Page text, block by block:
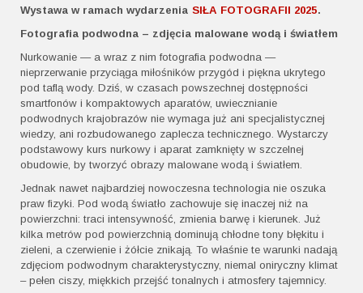
Wystawa w ramach wydarzenia SIŁA FOTOGRAFII 2025.
Fotografia podwodna – zdjęcia malowane wodą i światłem
Nurkowanie — a wraz z nim fotografia podwodna —
nieprzerwanie przyciąga miłośników przygód i piękna ukrytego
pod taflą wody. Dziś, w czasach powszechnej dostępności
smartfonów i kompaktowych aparatów, uwiecznianie
podwodnych krajobrazów nie wymaga już ani specjalistycznej
wiedzy, ani rozbudowanego zaplecza technicznego. Wystarczy
podstawowy kurs nurkowy i aparat zamknięty w szczelnej
obudowie, by tworzyć obrazy malowane wodą i światłem.
Jednak nawet najbardziej nowoczesna technologia nie oszuka
praw fizyki. Pod wodą światło zachowuje się inaczej niż na
powierzchni: traci intensywność, zmienia barwę i kierunek. Już
kilka metrów pod powierzchnią dominują chłodne tony błękitu i
zieleni, a czerwienie i żółcie znikają. To właśnie te warunki nadają
zdjęciom podwodnym charakterystyczny, niemal oniryczny klimat
– pełen ciszy, miękkich przejść tonalnych i atmosfery tajemnicy.